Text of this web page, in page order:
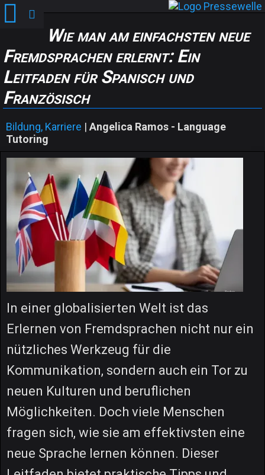
Wie man am einfachsten neue
Fremdsprachen erlernt: Ein
Leitfaden für Spanisch und
Französisch
Bildung, Karriere | Angelica Ramos - Language
Tutoring
In einer globalisierten Welt ist das
Erlernen von Fremdsprachen nicht nur ein
nützliches Werkzeug für die
Kommunikation, sondern auch ein Tor zu
neuen Kulturen und beruflichen
Möglichkeiten. Doch viele Menschen
fragen sich, wie sie am effektivsten eine
neue Sprache lernen können. Dieser